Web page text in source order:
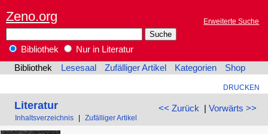
Zeno.org Erweiterte Suche
Bibliothek
Nur in Literatur
Bibliothek
Lesesaal Zufälliger Artikel Kategorien Shop
DRUCKEN
<< Zurück | Vorwärts >>
Literatur
Inhaltsverzeichnis Zufälliger Artikel